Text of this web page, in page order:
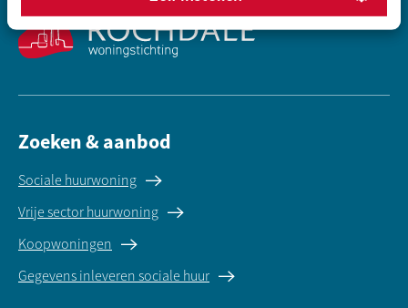
Zoeken & aanbod
Sociale huurwoning
Vrije sector huurwoning
Koopwoningen
Gegevens inleveren sociale huur